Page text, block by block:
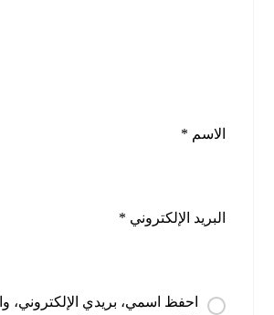
الاسم *
البريد الإلكتروني *
احفظ اسمي، بريدي الإلكتروني،